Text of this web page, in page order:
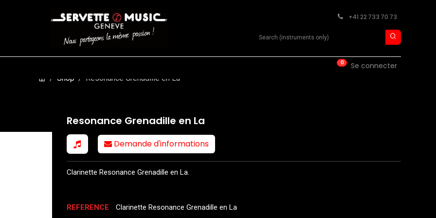
+41 22 733 70 73
Search product
0 Se connecter
Shop Resonance Grenadille en La
Resonance Grenadille en La
Demande d'informations
Clarinette Resonance Grenadille en La.
REFERENCE Clarinette Resonance Grenadille en La